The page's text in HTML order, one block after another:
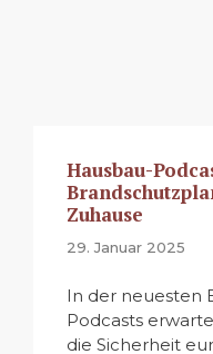
Hausbau-
Zuhause
29. Januar 2025
In der neuesten
Podcasts
die Sicherheit